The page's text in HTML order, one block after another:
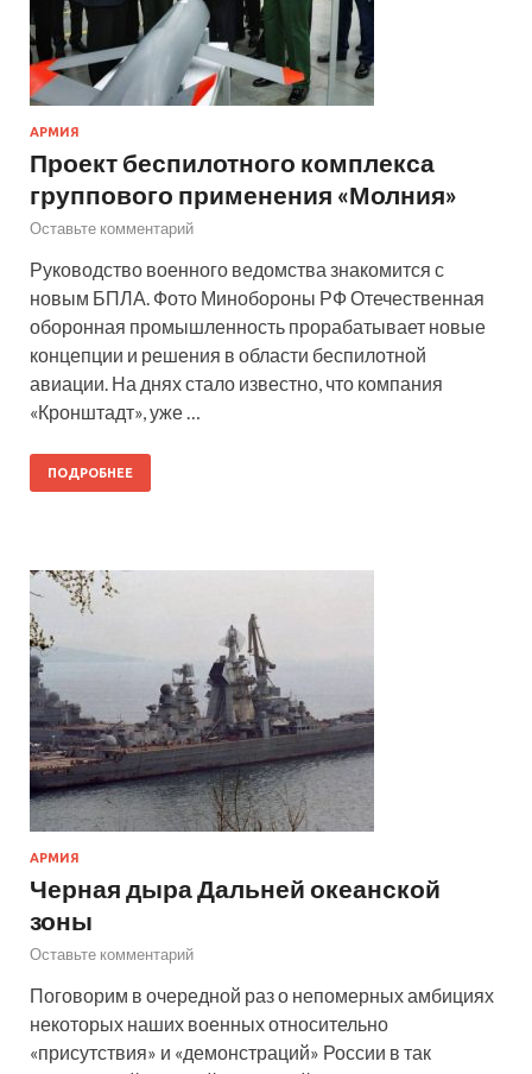
АРМИЯ
Проект беспилотного комплекса
группового применения «Молния»
Оставьте комментарий
Руководство военного ведомства знакомится с
новым БПЛА. Фото Минобороны РФ Отечественная
оборонная промышленность прорабатывает новые
концепции и решения в области беспилотной
авиации. На днях стало известно, что компания
«Кронштадт», уже …
ПОДРОБНЕЕ
АРМИЯ
Черная дыра Дальней океанской
зоны
Оставьте комментарий
Поговорим в очередной раз о непомерных амбициях
некоторых наших военных относительно
«присутствия» и «демонстраций» России в так